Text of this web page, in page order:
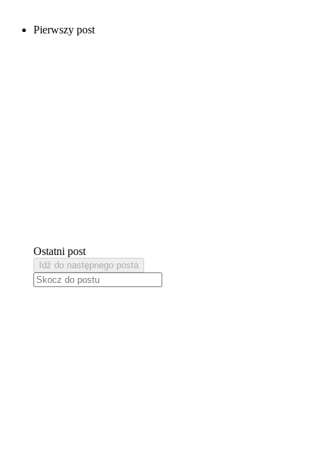
Pierwszy post
Ostatni post
Idź do następnego posta